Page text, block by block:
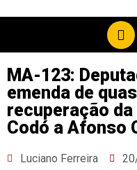
MA-123:
emenda de
recuperação
Codó a Afonso
Luciano Ferreira